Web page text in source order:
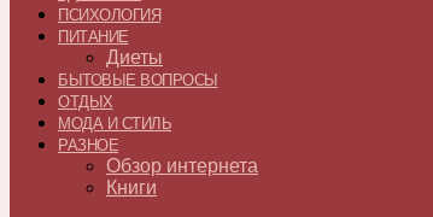
ПСИХОЛОГИЯ
ПИТАНИЕ
Диеты
БЫТОВЫЕ ВОПРОСЫ
ОТДЫХ
МОДА И СТИЛЬ
РАЗНОЕ
Обзор интернета
Книги